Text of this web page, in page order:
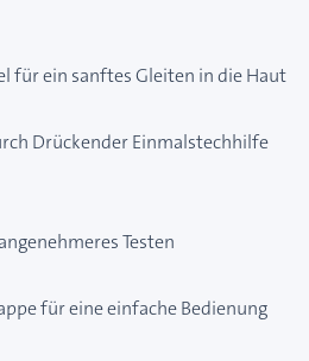
für ein sanftes Gleiten in die Haut
Drückender Einmalstechhilfe
Testen
für eine einfache Bedienung